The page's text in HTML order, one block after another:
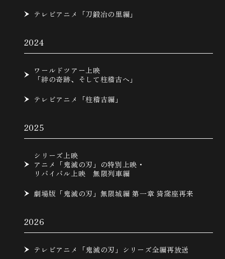
テレビアニメ「刀鍛冶の里編」
2024
ワールドツアー上映
「絆の奇跡、そして柱稽古へ」
テレビアニメ「柱稽古編」
2025
シリーズ上映
アニメ「鬼滅の刃」の特別上映・
リバイバル上映 無限列車編
劇場版「鬼滅の刃」無限城編 第一章 猗窩座再来
2026
テレビアニメ「鬼滅の刃」シリーズ全編再放送